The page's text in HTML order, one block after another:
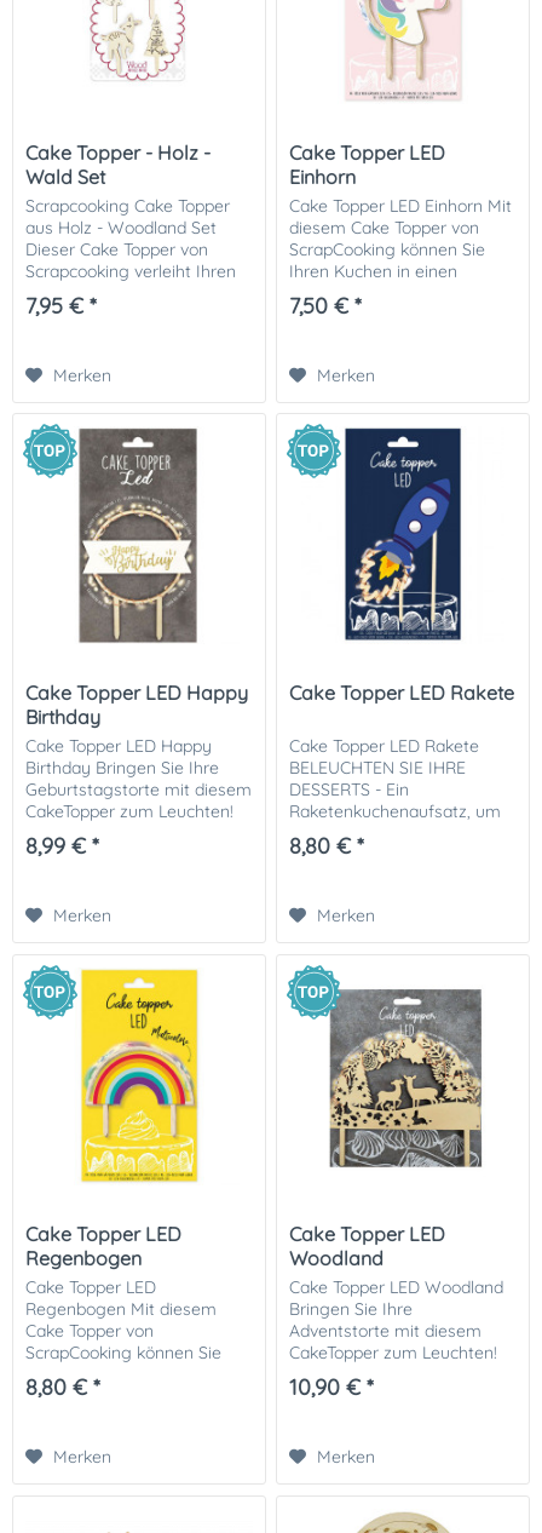
Cake Topper - Holz -
Wald Set
Scrapcooking Cake Topper
aus Holz - Woodland Set
Dieser Cake Topper von
Scrapcooking verleiht Ihren
Kuchen oder Cupcakes einen
wunderschönen festlichen
7,95 € *
Merken
Cake Topper LED
Einhorn
Cake Topper LED Einhorn Mit
diesem Cake Topper von
ScrapCooking können Sie
Ihren Kuchen in einen
fantastischen Einhornkuchen
verwandeln! Der Cake
einer...
7,50 € *
Merken
Cake Topper LED Happy
Birthday
Cake Topper LED Happy
Birthday Bringen Sie Ihre
Geburtstagstorte mit diesem
CakeTopper zum Leuchten!
Garantiert ein
wunderschöner, leuchtender
8,99 € *
Merken
Cake Topper LED Rakete
Cake Topper LED Rakete
BELEUCHTEN SIE IHRE
DESSERTS - Ein
Raketenkuchenaufsatz, um
die Präsentation Ihrer
Kuchen, Torten, Kuchen,
vergrößern....
8,80 € *
Merken
Cake Topper LED
Regenbogen
Cake Topper LED
Regenbogen Mit diesem
Cake Topper von
ScrapCooking können Sie
Ihren Kuchen in einen
fantastischen
Topper kombiniert ein
warmes Holzdesign mit...
8,80 € *
Merken
Cake Topper LED
Woodland
Cake Topper LED Woodland
Bringen Sie Ihre
Adventstorte mit diesem
CakeTopper zum Leuchten!
Weihnachten wäre ohne
magische LED-
bringt mit...
10,90 € *
Merken